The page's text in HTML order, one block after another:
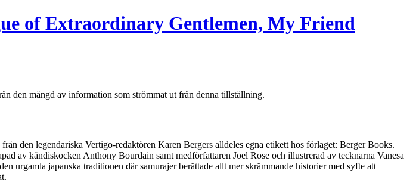
of Extraordinary Gentlemen, My Friend
den mängd av information som strömmat ut från denna tillställning.
den legendariska Vertigo-redaktören Karen Bergers alldeles egna etikett hos förlaget: Berger Books.
av kändiskocken Anthony Bourdain samt medförfattaren Joel Rose och illustrerad av tecknarna Vanesa
urgamla japanska traditionen där samurajer berättade allt mer skrämmande historier med syfte att